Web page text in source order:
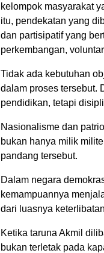
kelompok masyarakat
itu, pendekatan yang
dan partisipatif yang
perkembangan,
Tidak ada kebutuhan
dalam proses tersebut.
pendidikan, tetapi
Nasionalisme dan
bukan hanya milik
pandang tersebut.
Dalam negara
kemampuannya
dari luasnya
Ketika taruna Akmil
bukan terletak pada